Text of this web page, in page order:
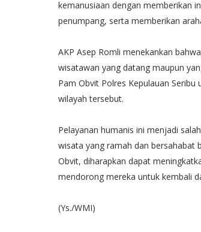
kemanusiaan dengan memberikan
penumpang, serta memberikan
AKP Asep Romli menekankan
wisatawan yang datang maupun
Pam Obvit Polres Kepulauan
wilayah tersebut.
Pelayanan humanis ini menjadi
wisata yang ramah dan bersahabat
Obvit, diharapkan dapat
mendorong mereka untuk kembali
(Ys./WMI)